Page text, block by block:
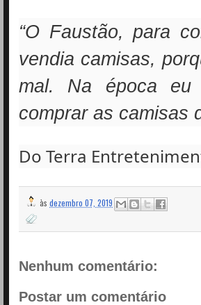
“O Faustão, para
vendia camisas,
mal. Na época eu
comprar as camisas
Do Terra
às dezembro 07, 2019
Nenhum comentário:
Postar um comentário